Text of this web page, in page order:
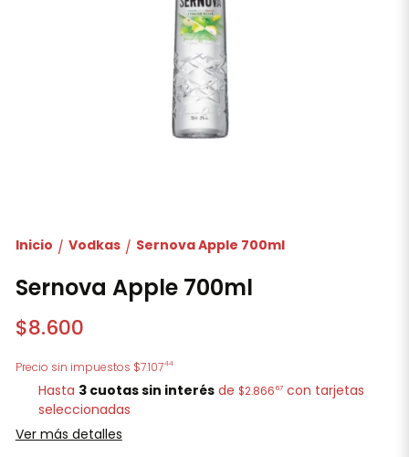
Inicio / Vodkas / Sernova Apple 700ml
Sernova Apple 700ml
$8.600
Precio sin impuestos $7.10744
Hasta 3 cuotas sin interés de $2.86667 con tarjetas
seleccionadas
Ver más detalles